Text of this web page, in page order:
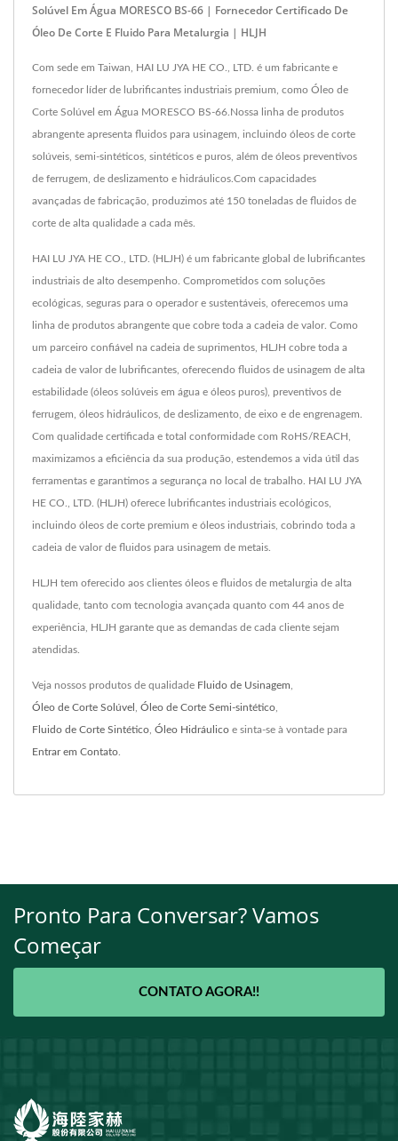
Solúvel Em Água MORESCO BS-66 | Fornecedor Certificado De
Óleo De Corte E Fluido Para Metalurgia | HLJH
Com sede em Taiwan, HAI LU JYA HE CO., LTD. é um fabricante e
fornecedor líder de lubrificantes industriais premium, como Óleo de
Corte Solúvel em Água MORESCO BS-66.Nossa linha de produtos
abrangente apresenta fluidos para usinagem, incluindo óleos de corte
solúveis, semi-sintéticos, sintéticos e puros, além de óleos preventivos
de ferrugem, de deslizamento e hidráulicos.Com capacidades
avançadas de fabricação, produzimos até 150 toneladas de fluidos de
corte de alta qualidade a cada mês.
HAI LU JYA HE CO., LTD. (HLJH) é um fabricante global de lubrificantes
industriais de alto desempenho. Comprometidos com soluções
ecológicas, seguras para o operador e sustentáveis, oferecemos uma
linha de produtos abrangente que cobre toda a cadeia de valor. Como
um parceiro confiável na cadeia de suprimentos, HLJH cobre toda a
cadeia de valor de lubrificantes, oferecendo fluidos de usinagem de alta
estabilidade (óleos solúveis em água e óleos puros), preventivos de
ferrugem, óleos hidráulicos, de deslizamento, de eixo e de engrenagem.
Com qualidade certificada e total conformidade com RoHS/REACH,
maximizamos a eficiência da sua produção, estendemos a vida útil das
ferramentas e garantimos a segurança no local de trabalho. HAI LU JYA
HE CO., LTD. (HLJH) oferece lubrificantes industriais ecológicos,
incluindo óleos de corte premium e óleos industriais, cobrindo toda a
cadeia de valor de fluidos para usinagem de metais.
HLJH tem oferecido aos clientes óleos e fluidos de metalurgia de alta
qualidade, tanto com tecnologia avançada quanto com 44 anos de
experiência, HLJH garante que as demandas de cada cliente sejam
atendidas.
Veja nossos produtos de qualidade Fluido de Usinagem
Óleo de Corte Solúvel Óleo de Corte Semi-sintético
Fluido de Corte Sintético Óleo Hidráulico e sinta-se à vontade para
Entrar em Contato
Pronto Para Conversar? Vamos
Começar
CONTATO AGORA!!